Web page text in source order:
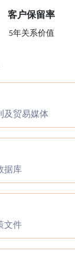
客户保留率
5年关系价值
及贸易媒体
据库
文件